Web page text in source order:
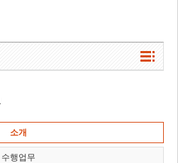
소개
수행업무